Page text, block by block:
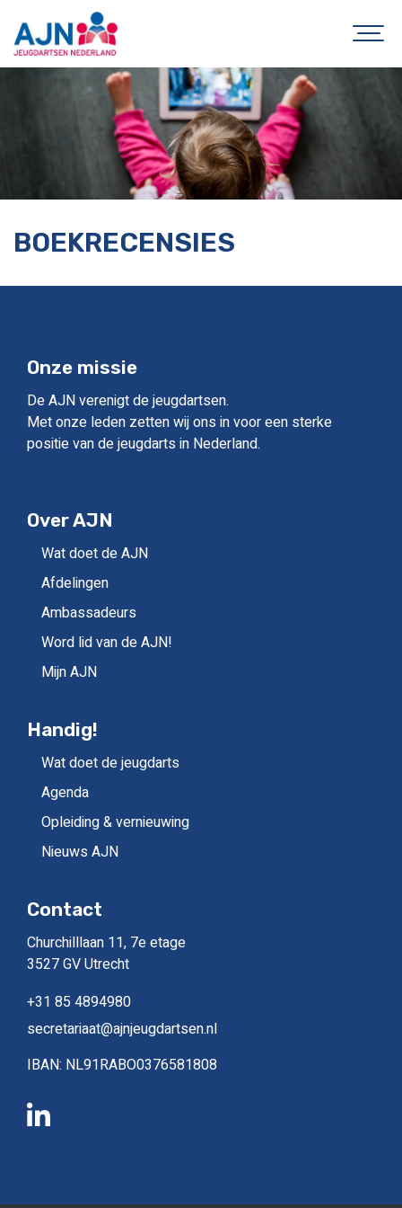
BOEKRECENSIES
Onze missie
De AJN verenigt de jeugdartsen.
Met onze leden zetten wij ons in voor een sterke
positie van de jeugdarts in Nederland.
Over AJN
Wat doet de AJN
Afdelingen
Ambassadeurs
Word lid van de AJN!
Mijn AJN
Handig!
Wat doet de jeugdarts
Agenda
Opleiding & vernieuwing
Nieuws AJN
Contact
Churchilllaan 11, 7e etage
3527 GV Utrecht
+31 85 4894980
secretariaat@ajnjeugdartsen.nl
IBAN: NL91RABO0376581808